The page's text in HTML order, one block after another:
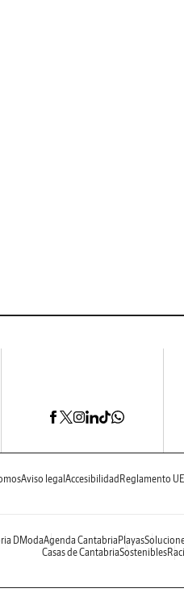
Aviso legal Accesibilidad Reglamento
DModaAgenda Cantabria Playas
Casas de CantabriaSostenibles